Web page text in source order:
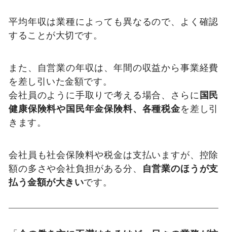
平均年収は業種によっても異なるので、よく確認
することが大切です。
また、自営業の年収は、年間の収益から事業経費
を差し引いた金額です。
会社員のように手取りで考える場合、さらに国民
健康保険料や国民年金保険料、各種税金を差し引
きます。
会社員も社会保険料や税金は支払いますが、控除
額の多さや会社負担がある分、
自営業のほうが支
払う金額が大きいです。